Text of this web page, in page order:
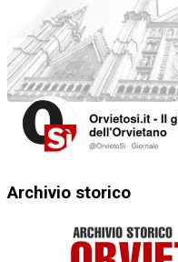
Archivio storico